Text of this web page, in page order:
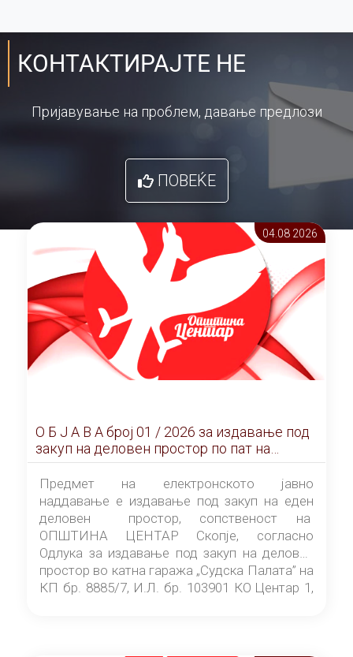
КОНТАКТИРАЈТЕ НЕ
Пријавување на проблем, давање предлози
ПОВЕЌЕ
04.08 2026
О Б Ј А В А брoj 01 / 2026 за издавање под
закуп на деловен простор по пат на
ЕЛЕКТРОНСКО ЈАВНО НАДДАВАЊЕ
Предмет на електронското јавно
наддавање е издавање под закуп на еден
деловен простор, сопственост на
ОПШТИНА ЦЕНТАР Скопје, согласно
Одлука за издавање под закуп на деловен
простор во катна гаража „Судска Палата” на
КП бр. 8885/7, И.Л. бр. 103901 КО Центар 1,